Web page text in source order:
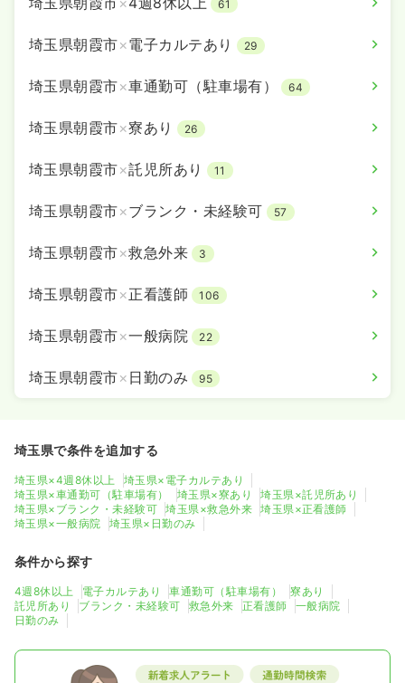
時給1,500円以上可
気になる 詳細を見る
61
埼玉県朝霞市×電子カルテあり 29
埼玉県朝霞市×車通勤可（駐車場有） 64
埼玉県朝霞市×寮あり 26
埼玉県朝霞市×託児所あり 11
埼玉県朝霞市×ブランク・未経験可 57
埼玉県朝霞市×救急外来 3
埼玉県朝霞市×正看護師 106
埼玉県朝霞市×一般病院 22
埼玉県朝霞市× 日勤のみ 95
埼玉県で条件を追加する
埼玉県×4週8休以上
埼玉県×電子カルテあり
埼玉県×車通勤可（駐車場有）
埼玉県×寮あり
埼玉県×託児所あり
埼玉県×ブランク・未経験可
埼玉県×救急外来
埼玉県×正看護師
埼玉県×一般病院
埼玉県×日勤のみ
条件から探す
4週8休以上 電子カルテあり 車通勤可（駐車場有）
寮あり
託児所あり
ブランク・未経験可 救急外来 正看護師
一般病院
日勤のみ